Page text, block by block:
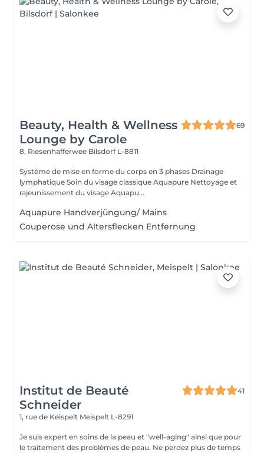
Beauty, Health & Wellness
Lounge by Carole
69
8, Riesenhafferwee Bilsdorf L-8811
Système de mise en forme du corps en 3 phases Drainage
lymphatique Soin du visage classique Aquapure Nettoyage et
rajeunissement du visage Aquapu...
Aquapure Handverjüngung/ Mains
Couperose und Altersflecken Entfernung
Institut de Beauté
Schneider
41
1, rue de Keispelt Meispelt L-8291
Je suis expert en soins de la peau et "well-aging" ainsi que pour
le traitement des problèmes de peau. Ne perdez plus de temps